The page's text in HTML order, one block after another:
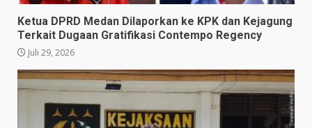
Ketua DPRD Medan Dilaporkan ke KPK dan Kejagung
Terkait Dugaan Gratifikasi Contempo Regency
Juli 29, 2026